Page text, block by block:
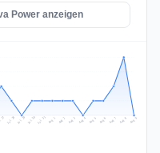
Power anzeigen
Jul 28 Jul 29 Jul 30 Jul 31 Aug 1 Aug 2 Aug 3 Aug 4 Aug 5 Aug 6 Aug 7 Aug 8 Aug 9